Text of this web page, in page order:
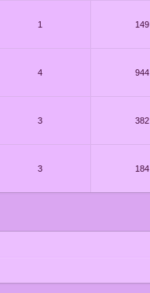
1
149
4
944
3
382
3
184